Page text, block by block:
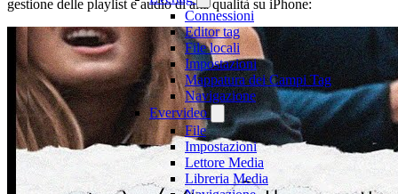
Connessioni
Editor tag
File locali
Impostazioni
Mappatura dei Campi Tag
Navigazione
Evervideo
File
Impostazioni
Lettore Media
Libreria Media
gestione delle playlist e audio di alta qualità su iPhone: